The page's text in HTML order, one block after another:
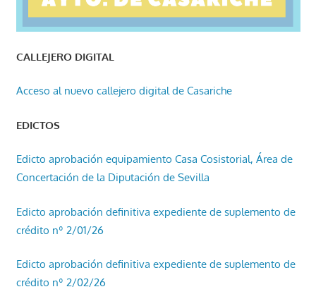
CALLEJERO DIGITAL
Acceso al nuevo callejero digital de Casariche
EDICTOS
Edicto aprobación equipamiento Casa Cosistorial, Área de
Concertación de la Diputación de Sevilla
Edicto aprobación definitiva expediente de suplemento de
crédito nº 2/01/26
Edicto aprobación definitiva expediente de suplemento de
crédito nº 2/02/26